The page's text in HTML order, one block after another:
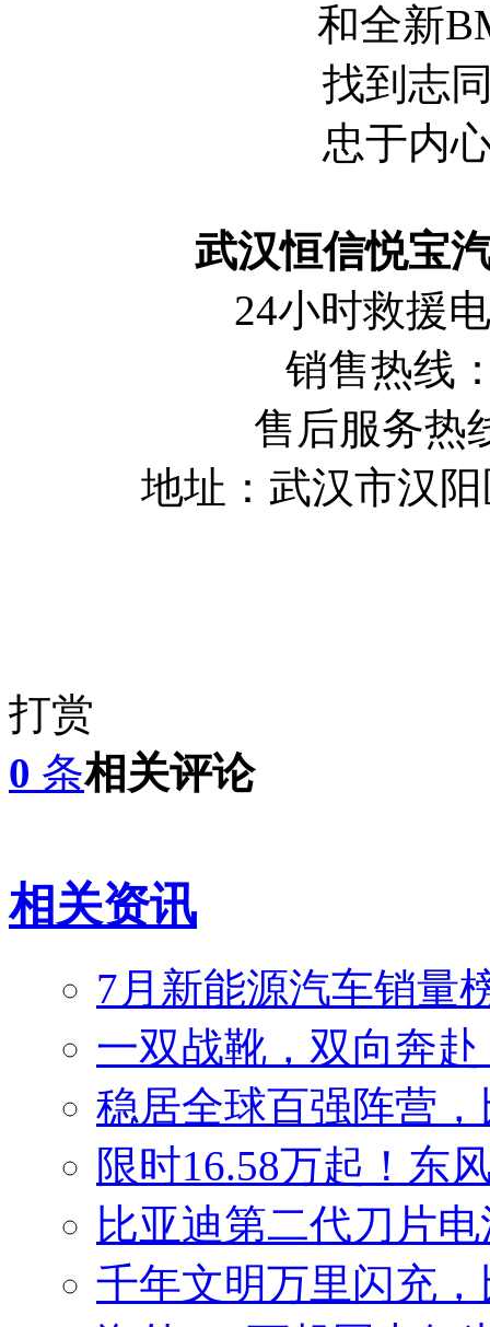
和全新
找到志
忠于内
武汉恒信悦宝
24小时救援
销售热线
售后服务热
地址：武汉市汉
打赏
0 条相关评论
相关资讯
7月新能源汽车销量
一双战靴，双向奔
稳居全球百强阵营
限时16.58万起！东
比亚迪第二代刀片
千年文明万里闪充